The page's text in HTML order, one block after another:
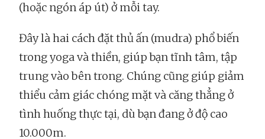
(hoặc ngón áp út) ở mỗi tay.
Đây là hai cách đặt thủ ấn (mudra) phổ biến
trong yoga và thiền, giúp bạn tĩnh tâm, tập
trung vào bên trong. Chúng cũng giúp giảm
thiểu cảm giác chóng mặt và căng thẳng ở
tình huống thực tại, dù bạn đang ở độ cao
10.000m.